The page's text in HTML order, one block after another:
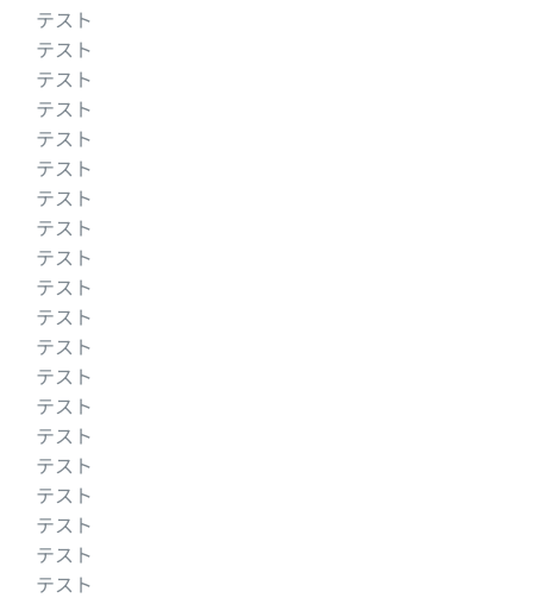
テスト
テスト
テスト
テスト
テスト
テスト
テスト
テスト
テスト
テスト
テスト
テスト
テスト
テスト
テスト
テスト
テスト
テスト
テスト
テスト